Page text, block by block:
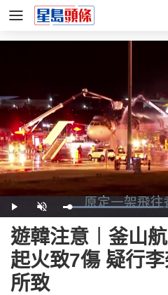
Play Unmute Loaded:
61.09%
遊韓注意︱釜山
起火致7傷 疑行
所致